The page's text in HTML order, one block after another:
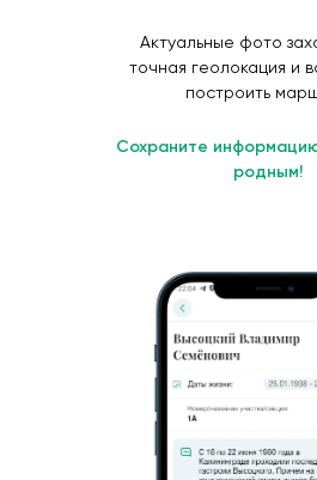
Актуальные фото
точная геолокация и
построить
Сохраните
родным!